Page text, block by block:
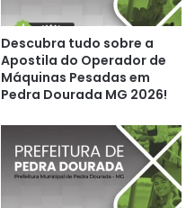
Descubra tudo sobre a
Apostila do Operador de
Máquinas Pesadas em
Pedra Dourada MG 2026!